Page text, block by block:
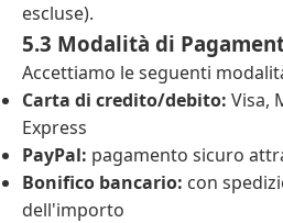
escluse).
5.3 Modalità di
Accettiamo le seguenti
Carta di credito/debito: Visa,
Express
PayPal: pagamento sicuro
Bonifico bancario: con
dell'importo